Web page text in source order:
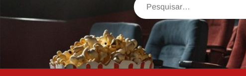
Search